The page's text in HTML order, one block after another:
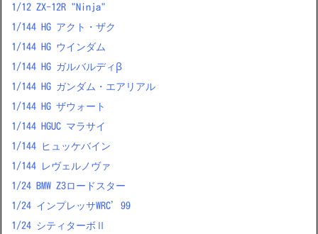
1/12 ZX-12R "Ninja"
1/144 HG アクト・ザク
1/144 HG ウインダム
1/144 HG ガルバルディβ
1/144 HG ガンダム・エアリアル
1/144 HG ザウォート
1/144 HGUC マラサイ
1/144 ヒュッケバイン
1/144 レヴェルノヴァ
1/24 BMW Z3ロードスター
1/24 インプレッサWRC’99
1/24 シティターボⅡ